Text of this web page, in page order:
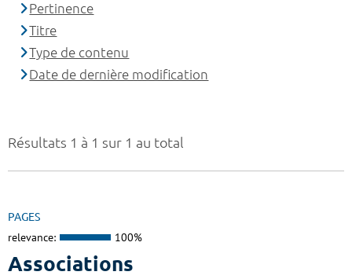
Résultats 1 à 1 sur 1 au total
PAGES
relevance: 100%
Associations
Pertinence
Titre
Type de contenu
Date de dernière modification